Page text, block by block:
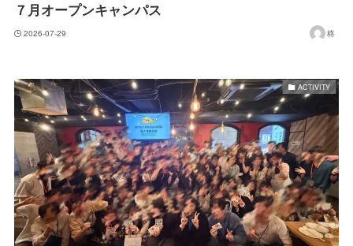
７月オープンキャンパス
2026-07-29 柊
ACTIVITY